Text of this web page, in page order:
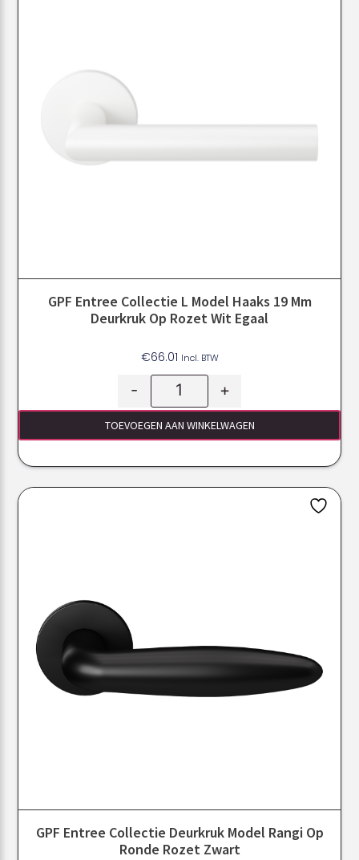
GPF Entree Collectie L Model Haaks 19 Mm
Deurkruk Op Rozet Wit Egaal
€66.01 Incl. BTW
- +
TOEVOEGEN AAN WINKELWAGEN
GPF Entree Collectie Deurkruk Model Rangi Op
Ronde Rozet Zwart